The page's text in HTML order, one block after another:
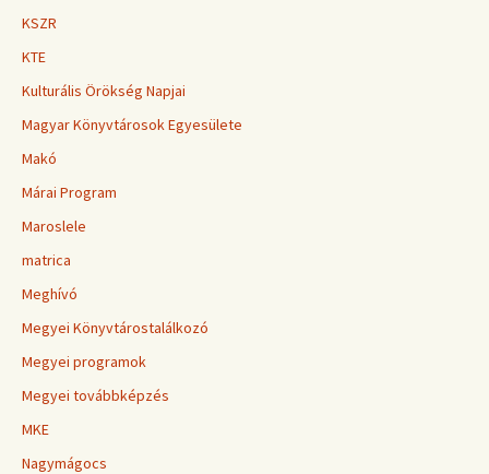
KSZR
KTE
Kulturális Örökség Napjai
Magyar Könyvtárosok Egyesülete
Makó
Márai Program
Maroslele
matrica
Meghívó
Megyei Könyvtárostalálkozó
Megyei programok
Megyei továbbképzés
MKE
Nagymágocs